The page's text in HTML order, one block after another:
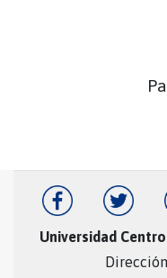
Universidad